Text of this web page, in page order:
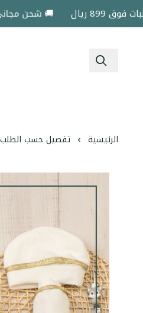
🚚 شحن مجاني للطلبات
الرئيسية تفصيل حسب الطلب